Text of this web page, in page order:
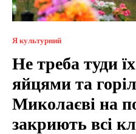
Я культурний
Не треба туди
яйцями та
Миколаєві на
закриють всі